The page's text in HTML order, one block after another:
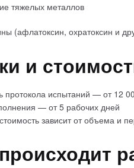
тяжелых металлов
(афлатоксин, охратоксин и
и
протокола испытаний — от 12
— от 5 рабочих дней
зависит от объема и